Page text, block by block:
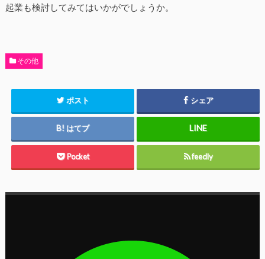
起業も検討してみてはいかがでしょうか。
その他
ポスト シェア
はてブ
Pocket feedly